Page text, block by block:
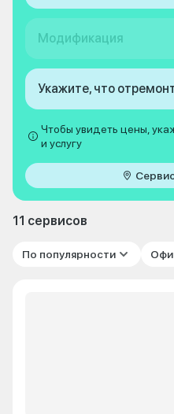
Модификация
Укажите, что
Чтобы увидеть цены,
и услугу
11 сервисов
По популярности